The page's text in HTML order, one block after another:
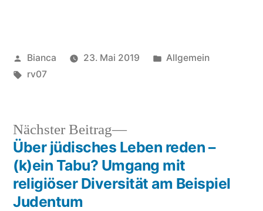
Veröffentlicht
von
Bianca 23. Mai 2019
Veröffentlicht
Allgemein
Schlagwörter:
rv07
Beitragsnavigation
Nächster Beitrag
Nächster
Beitrag:
Über jüdisches Leben reden –
(k)ein Tabu? Umgang mit
religiöser Diversität am Beispiel
Judentum